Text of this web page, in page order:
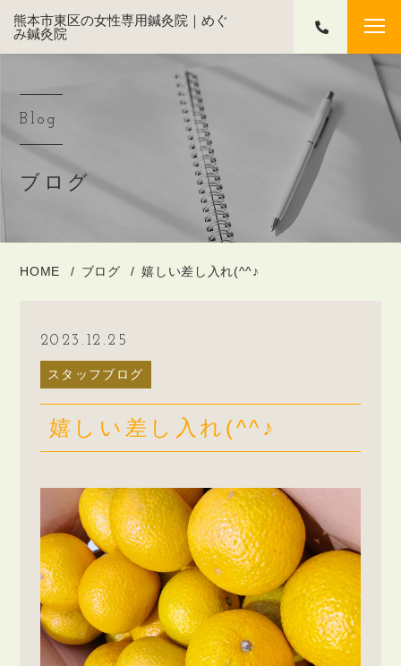
熊本市東区の女性専用鍼灸院｜めぐ
み鍼灸院
Blog
ブログ
HOME ブログ 嬉しい差し入れ(^^♪
2023.12.25
スタッフブログ
嬉しい差し入れ(^^♪